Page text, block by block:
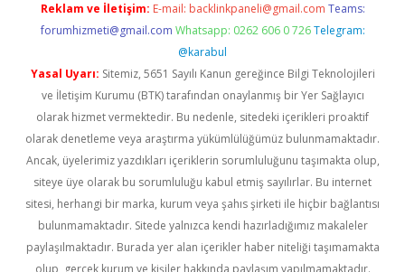
Reklam ve İletişim: E-mail: backlinkpaneli@gmail.com Teams:
forumhizmeti@gmail.com Whatsapp: 0262 606 0 726 Telegram:
@karabul
Yasal Uyarı: Sitemiz, 5651 Sayılı Kanun gereğince Bilgi Teknolojileri
ve İletişim Kurumu (BTK) tarafından onaylanmış bir Yer Sağlayıcı
olarak hizmet vermektedir. Bu nedenle, sitedeki içerikleri proaktif
olarak denetleme veya araştırma yükümlülüğümüz bulunmamaktadır.
Ancak, üyelerimiz yazdıkları içeriklerin sorumluluğunu taşımakta olup,
siteye üye olarak bu sorumluluğu kabul etmiş sayılırlar. Bu internet
sitesi, herhangi bir marka, kurum veya şahıs şirketi ile hiçbir bağlantısı
bulunmamaktadır. Sitede yalnızca kendi hazırladığımız makaleler
paylaşılmaktadır. Burada yer alan içerikler haber niteliği taşımamakta
olup, gerçek kurum ve kişiler hakkında paylaşım yapılmamaktadır.